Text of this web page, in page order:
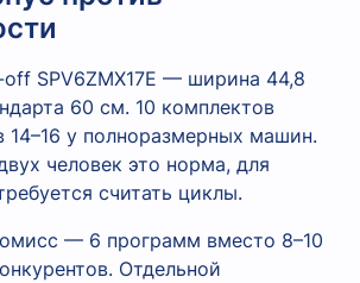
SPV6ZMX17E — ширина 44,8
60 см. 10 комплектов
14–16 у полноразмерных машин.
человек это норма, для
считать циклы.
— 6 программ вместо 8–10
Отдельной